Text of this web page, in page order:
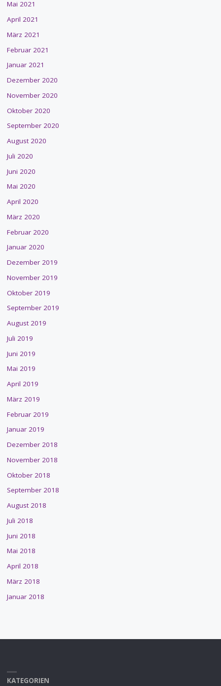
Mai 2021
April 2021
März 2021
Februar 2021
Januar 2021
Dezember 2020
November 2020
Oktober 2020
September 2020
August 2020
Juli 2020
Juni 2020
Mai 2020
April 2020
März 2020
Februar 2020
Januar 2020
Dezember 2019
November 2019
Oktober 2019
September 2019
August 2019
Juli 2019
Juni 2019
Mai 2019
April 2019
März 2019
Februar 2019
Januar 2019
Dezember 2018
November 2018
Oktober 2018
September 2018
August 2018
Juli 2018
Juni 2018
Mai 2018
April 2018
März 2018
Januar 2018
KATEGORIEN